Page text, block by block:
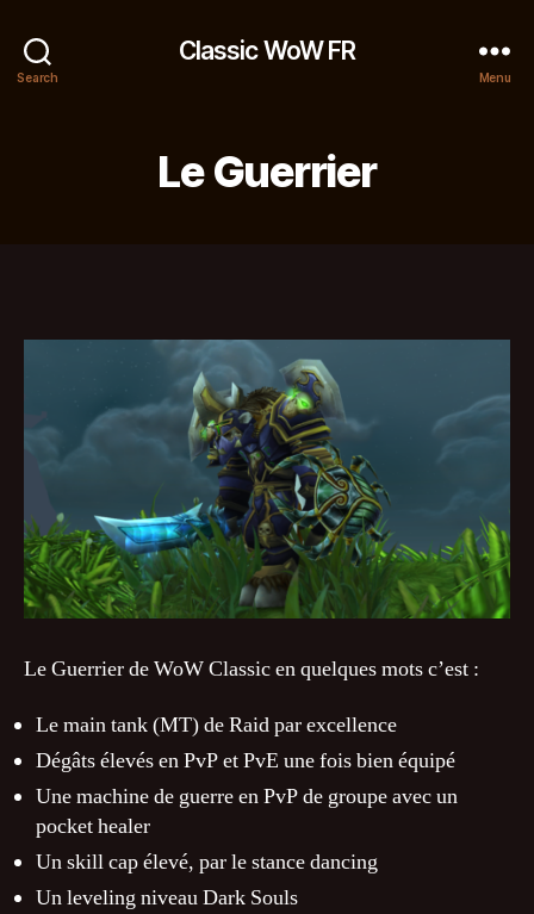
Search
Classic WoW FR
Menu
Le Guerrier
Le Guerrier de WoW Classic en quelques mots c’est :
Le main tank (MT) de Raid par excellence
Dégâts élevés en PvP et PvE une fois bien équipé
Une machine de guerre en PvP de groupe avec un
pocket healer
Un skill cap élevé, par le stance dancing
Un leveling niveau Dark Souls